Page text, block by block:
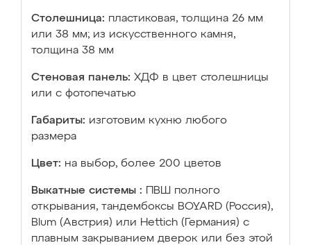
Столешница: пластиковая, толщина 26 мм
или 38 мм; из искусственного камня,
толщина 38 мм
Стеновая панель: ХДФ в цвет столешницы
или с фотопечатью
Габариты: изготовим кухню любого
размера
Цвет: на выбор, более 200 цветов
Выкатные системы :
ПВШ полного
открывания, тандембоксы BOYARD (Россия),
Blum (Австрия) или Hettich (Германия) с
плавным закрыванием дверок или без этой